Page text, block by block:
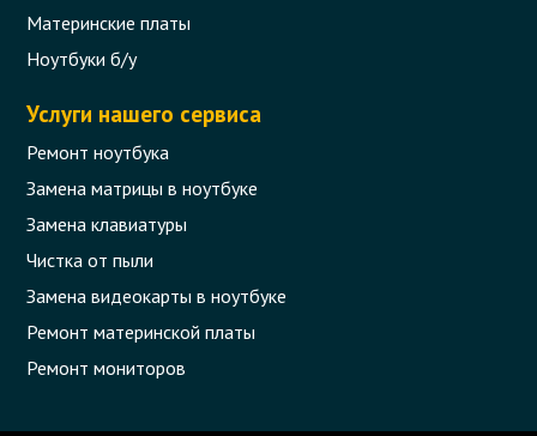
Материнские платы
Ноутбуки б/у
Услуги нашего сервиса
Ремонт ноутбука
Замена матрицы в ноутбуке
Замена клавиатуры
Чистка от пыли
Замена видеокарты в ноутбуке
Ремонт материнской платы
Ремонт мониторов